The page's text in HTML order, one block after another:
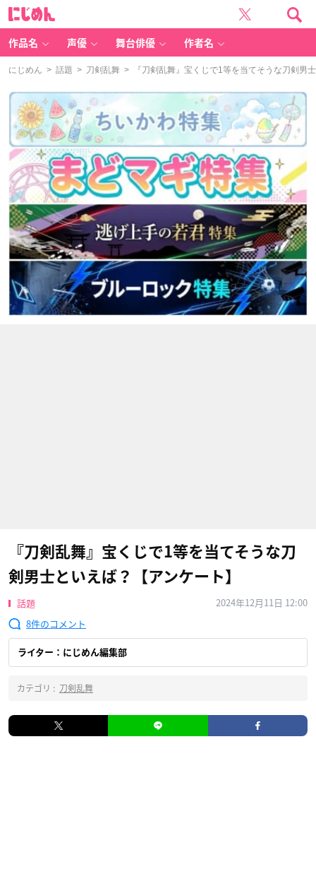
作品名 声優 舞台俳優 作者名
にじめん > 話題 > 刀剣乱舞 > 『刀剣乱舞』宝くじで1等を当てそうな刀剣男
『刀剣乱舞』宝くじで1等を当てそうな刀
剣男士といえば？【アンケート】
話題
2024年12月11日 12:00
8
ライター：にじめん編集部
カテゴリ : 刀剣乱舞